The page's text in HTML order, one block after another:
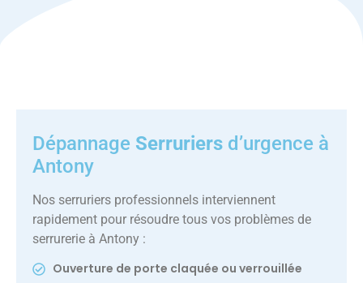
Dépannage Serruriers d’urgence à
Antony
Nos serruriers professionnels interviennent
rapidement pour résoudre tous vos problèmes de
serrurerie à Antony :
Ouverture de porte claquée ou verrouillée